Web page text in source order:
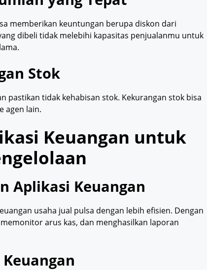
memberikan keuntungan berupa diskon dari
dibeli tidak melebihi kapasitas penjualanmu untuk
Stok
pastikan tidak kehabisan stok. Kekurangan stok bisa
agen lain.
Keuangan untuk
Aplikasi Keuangan
usaha jual pulsa dengan lebih efisien. Dengan
arus kas, dan menghasilkan laporan